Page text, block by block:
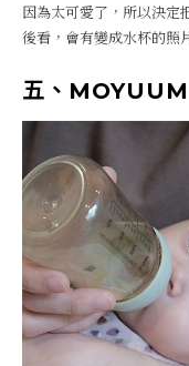
因為太可愛了，所以決定
後看，會有變成水杯的照
五、